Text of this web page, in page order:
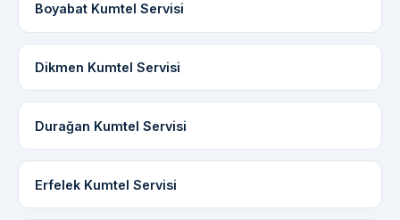
Boyabat Kumtel Servisi
Dikmen Kumtel Servisi
Durağan Kumtel Servisi
Erfelek Kumtel Servisi